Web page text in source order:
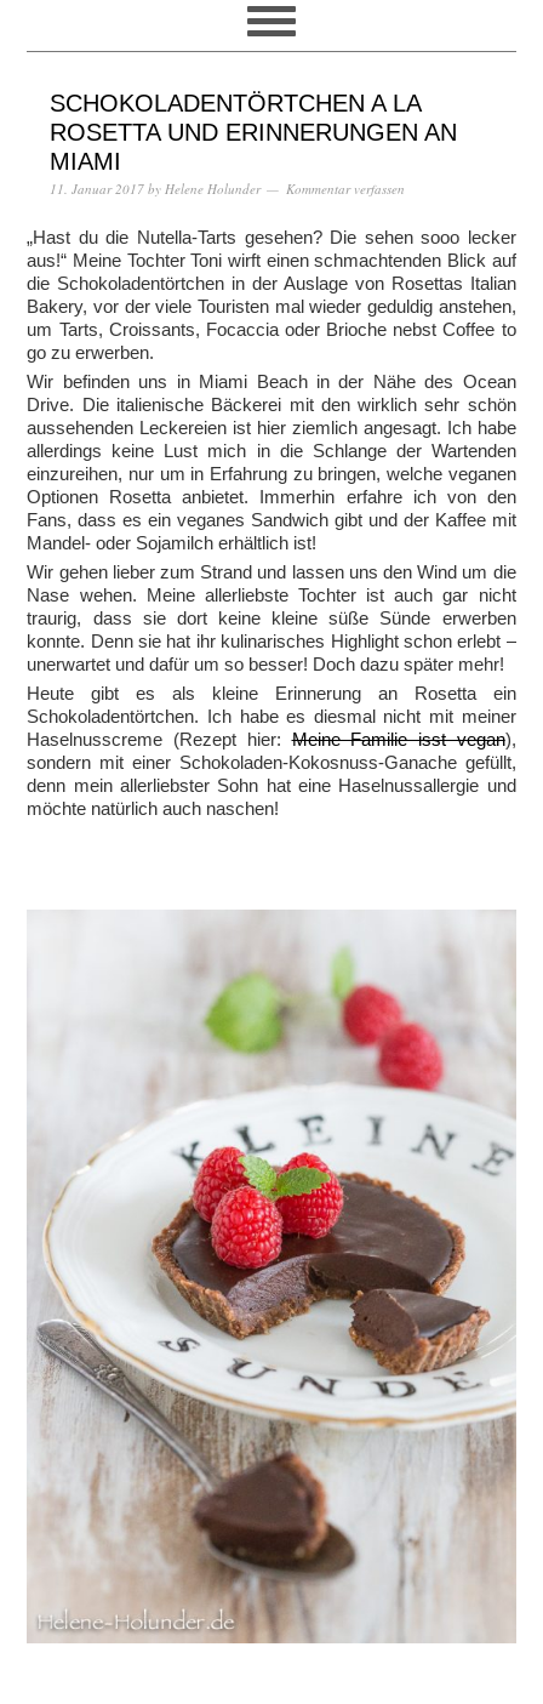
SCHOKOLADENTÖRTCHEN A LA
ROSETTA UND ERINNERUNGEN AN
MIAMI
11. Januar 2017by Helene Holunder Kommentar verfassen
„Hast du die Nutella-Tarts gesehen? Die sehen sooo lecker
aus!“ Meine Tochter Toni wirft einen schmachtenden Blick auf
die Schokoladentörtchen in der Auslage von Rosettas Italian
Bakery, vor der viele Touristen mal wieder geduldig anstehen,
um Tarts, Croissants, Focaccia oder Brioche nebst Coffee to
go zu erwerben.
Wir befinden uns in Miami Beach in der Nähe des Ocean
Drive. Die italienische Bäckerei mit den wirklich sehr schön
aussehenden Leckereien ist hier ziemlich angesagt. Ich habe
allerdings keine Lust mich in die Schlange der Wartenden
einzureihen, nur um in Erfahrung zu bringen, welche veganen
Optionen Rosetta anbietet. Immerhin erfahre ich von den
Fans, dass es ein veganes Sandwich gibt und der Kaffee mit
Mandel- oder Sojamilch erhältlich ist!
Wir gehen lieber zum Strand und lassen uns den Wind um die
Nase wehen. Meine allerliebste Tochter ist auch gar nicht
traurig, dass sie dort keine kleine süße Sünde erwerben
konnte. Denn sie hat ihr kulinarisches Highlight schon erlebt –
unerwartet und dafür um so besser! Doch dazu später mehr!
Heute gibt es als kleine Erinnerung an Rosetta ein
Schokoladentörtchen. Ich habe es diesmal nicht mit meiner
Haselnusscreme (Rezept hier:Meine Familie isst vegan),
sondern mit einer Schokoladen-Kokosnuss-Ganache gefüllt,
denn mein allerliebster Sohn hat eine Haselnussallergie und
möchte natürlich auch naschen!